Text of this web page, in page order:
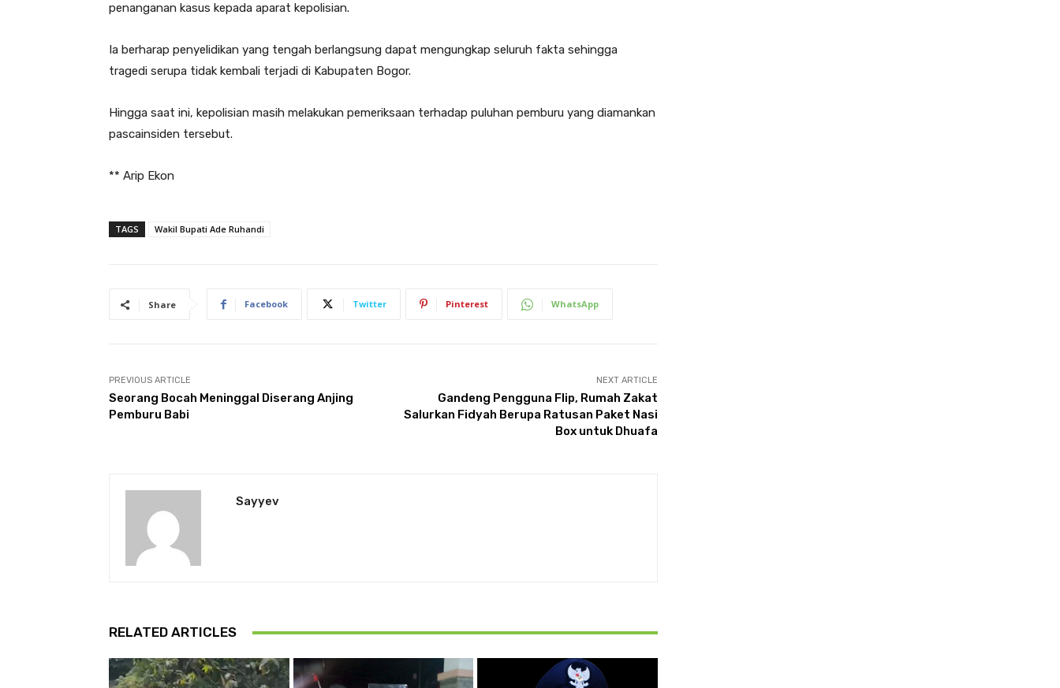
penanganan kasus kepada aparat kepolisian.‎
‎Ia berharap penyelidikan yang tengah berlangsung dapat mengungkap seluruh fakta sehingga
tragedi serupa tidak kembali terjadi di Kabupaten Bogor.‎
‎Hingga saat ini, kepolisian masih melakukan pemeriksaan terhadap puluhan pemburu yang diamankan
pascainsiden tersebut.
** Arip Ekon
TAGS Wakil Bupati Ade Ruhandi
Share Facebook Twitter Pinterest WhatsApp
PREVIOUS ARTICLE
Seorang Bocah Meninggal Diserang Anjing
Pemburu Babi
NEXT ARTICLE
​Gandeng Pengguna Flip, Rumah Zakat
Salurkan Fidyah Berupa Ratusan Paket Nasi
Box untuk Dhuafa
Sayyev
RELATED ARTICLES